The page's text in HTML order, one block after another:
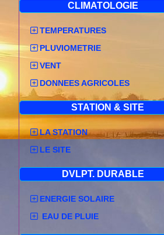
CLIMATOLOGIE
TEMPERATURES
PLUVIOMETRIE
VENT
DONNEES AGRICOLES
STATION & SITE
LA STATION
LE SITE
DVLPT. DURABLE
ENERGIE SOLAIRE
EAU DE PLUIE